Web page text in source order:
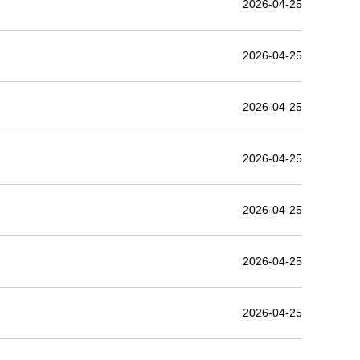
2026-04-25
2026-04-25
2026-04-25
2026-04-25
2026-04-25
2026-04-25
2026-04-25